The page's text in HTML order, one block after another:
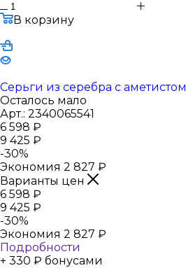
В корзину
Серьги из серебра с аметистом
Осталось мало
Арт.: 2340065541
6 598 ₽
9 425 ₽
-30%
Экономия 2 827 ₽
Варианты цен
6 598 ₽
9 425 ₽
-30%
Экономия 2 827 ₽
Подробности
+ 330 ₽ бонусами